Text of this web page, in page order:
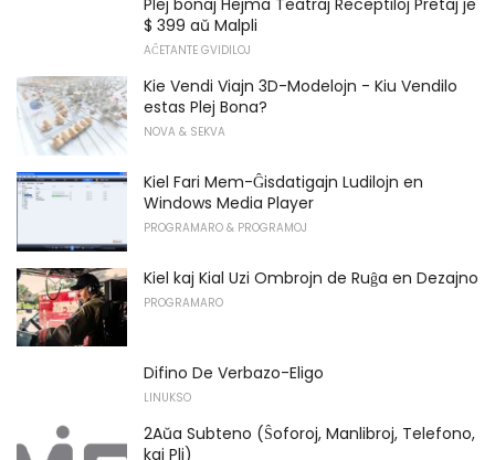
Plej bonaj Hejma Teatraj Receptiloj Pretaj je
$ 399 aŭ Malpli
AĈETANTE GVIDILOJ
Kie Vendi Viajn 3D-Modelojn - Kiu Vendilo
estas Plej Bona?
NOVA & SEKVA
Kiel Fari Mem-Ĝisdatigajn Ludilojn en
Windows Media Player
PROGRAMARO & PROGRAMOJ
Kiel kaj Kial Uzi Ombrojn de Ruĝa en Dezajno
PROGRAMARO
Difino De Verbazo-Eligo
LINUKSO
2Aŭa Subteno (Ŝoforoj, Manlibroj, Telefono,
kaj Pli)